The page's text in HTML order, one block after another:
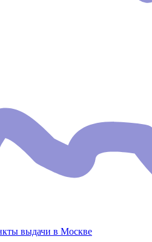
выдачи в Москве